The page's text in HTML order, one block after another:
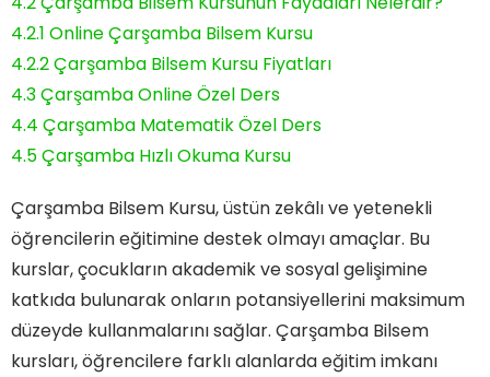
4.2.1 Online Çarşamba Bilsem Kursu
4.2.2Çarşamba Bilsem Kursu Fiyatları
4.3Çarşamba Online Özel Ders
4.4 Çarşamba Matematik Özel Ders
4.5Çarşamba Hızlı Okuma Kursu
Çarşamba Bilsem Kursu, üstün zekâlı ve yetenekli
öğrencilerin eğitimine destek olmayı amaçlar. Bu
kurslar, çocukların akademik ve sosyal gelişimine
katkıda bulunarak onların potansiyellerini maksimum
düzeyde kullanmalarını sağlar. Çarşamba Bilsem
kursları, öğrencilere farklı alanlarda eğitim imkanı